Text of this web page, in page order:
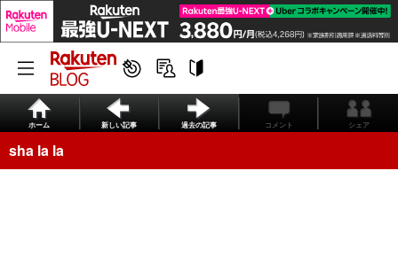
ホーム 新しい記事 過去の記事 コメント シェア
sha la la